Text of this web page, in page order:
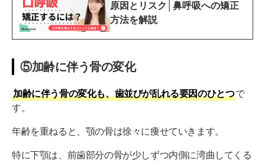
原因とリスク│鼻呼吸への矯正
方法を解説
⑤加齢に伴う骨の変化
加齢に伴う骨の変化も、歯並びが乱れる要因のひとつで
す。
年齢を重ねると、顎の骨は徐々に痩せていきます。
特に下顎は、前歯部分の骨が少しずつ内側に湾曲してくる